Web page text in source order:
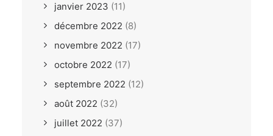
janvier 2023 (11)
décembre 2022 (8)
novembre 2022 (17)
octobre 2022 (17)
septembre 2022 (12)
août 2022 (32)
juillet 2022 (37)